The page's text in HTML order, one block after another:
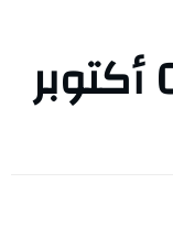
طقس الأربعاء 08 أكتوبر